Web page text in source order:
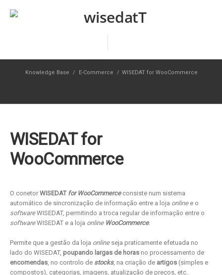
Knowledge Base / E-Commerce / WISEDAT for WooCommerce
WISEDAT for
WooCommerce
O conetor WISEDAT for WooCommerceconsiste num sistema
automático de sincronização de informação entre a loja onlinee o
softwareWISEDAT, permitindo a troca regular de informação entre o
softwareWISEDAT e a loja online WooCommerce.
Permite que a gestão da loja onlineseja praticamente efetuada no
lado do WISEDAT, poupando largas de horas no processamento de
encomendas, no controlo de stocks, na criação de artigos (simples e
compostos), categorias, imagens, atualização de preços, etc.